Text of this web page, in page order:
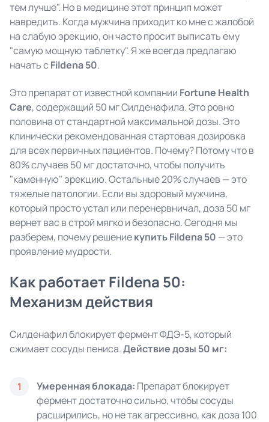
тем лучше". Но в медицине этот принцип может
навредить. Когда мужчина приходит ко мне с жалобой
на слабую эрекцию, он часто просит выписать ему
"самую мощную таблетку". Я же всегда предлагаю
начать с Fildena 50.
Это препарат от известной компании Fortune Health
Care, содержащий 50 мг Силденафила. Это ровно
половина от стандартной максимальной дозы. Это
клинически рекомендованная стартовая дозировка
для всех первичных пациентов. Почему? Потому что в
80% случаев 50 мг достаточно, чтобы получить
"каменную" эрекцию. Остальные 20% случаев — это
тяжелые патологии. Если вы здоровый мужчина,
который просто устал или перенервничал, доза 50 мг
вернет вас в строй мягко и безопасно. Сегодня мы
разберем, почему решениекупить Fildena 50 — это
проявление мудрости.
Как работает Fildena 50:
Механизм действия
Силденафил блокирует фермент ФДЭ-5, который
сжимает сосуды пениса.Действие дозы 50 мг:
1 Умеренная блокада: Препарат блокирует
фермент достаточно сильно, чтобы сосуды
расширились, но не так агрессивно, как доза 100